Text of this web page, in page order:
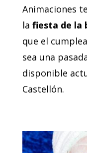
Animaciones
la fiesta de la
que el
sea una
disponible
Castellón.